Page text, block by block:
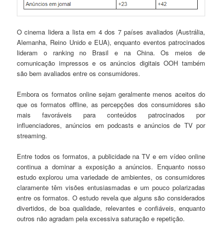
O cinema lidera a lista em 4 dos 7 países avaliados (Austrália,
Alemanha, Reino Unido e EUA), enquanto eventos patrocinados
lideram o ranking no Brasil e na China. Os meios de
comunicação impressos e os anúncios digitais OOH também
são bem avaliados entre os consumidores.
Embora os formatos online sejam geralmente menos aceitos do
que os formatos offline, as percepções dos consumidores são
mais favoráveis para conteúdos patrocinados por
influenciadores, anúncios em podcasts e anúncios de TV por
streaming.
Entre todos os formatos, a publicidade na TV e em vídeo online
continua a dominar a exposição a anúncios. Enquanto nosso
estudo explorou uma variedade de ambientes, os consumidores
claramente têm visões entusiasmadas e um pouco polarizadas
entre os formatos. O estudo revela que alguns são considerados
divertidos, de boa qualidade, relevantes e confiáveis, enquanto
outros não agradam pela excessiva saturação e repetição.